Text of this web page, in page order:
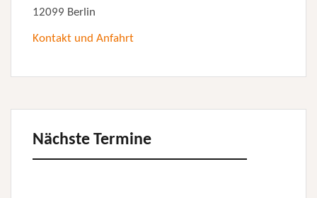
12099 Berlin
Kontakt und Anfahrt
Nächste Termine